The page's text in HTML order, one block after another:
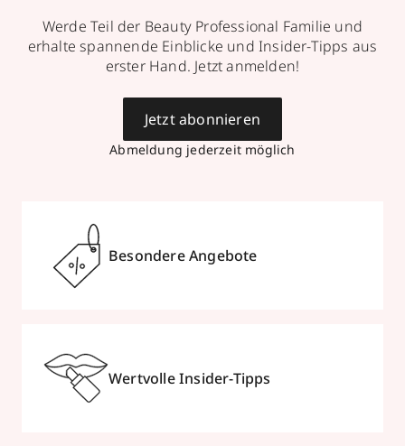
Werde Teil der Beauty Professional Familie und
erhalte spannende Einblicke und Insider-Tipps aus
erster Hand. Jetzt anmelden!
Abmeldung jederzeit möglich
Jetzt abonnieren
Besondere Angebote
Wertvolle Insider-Tipps